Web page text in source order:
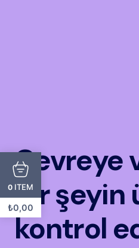
Çevreye
bir şeyin
kontrol
0 ITEM
₺0,00